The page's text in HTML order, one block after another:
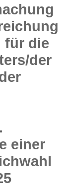
für die
der
einer